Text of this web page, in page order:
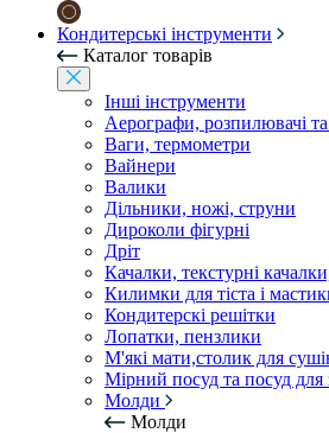
Кондитерські інструменти
Каталог товарів
Інші інструменти
Аерографи, розпилювачі
Ваги, термометри
Вайнери
Валики
Дільники, ножі, струни
Дироколи фігурні
Дріт
Качалки, текстурні
Килимки для тіста і
Кондитерскі решітки
Лопатки, пензлики
М'які мати,столик для
Мірний посуд та посуд для
Молди
Молди